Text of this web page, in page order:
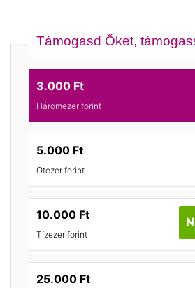
Támogasd Őket,
3.000 Ft
Háromezer forint
5.000 Ft
Ötezer forint
10.000 Ft
Tízezer forint
25.000 Ft